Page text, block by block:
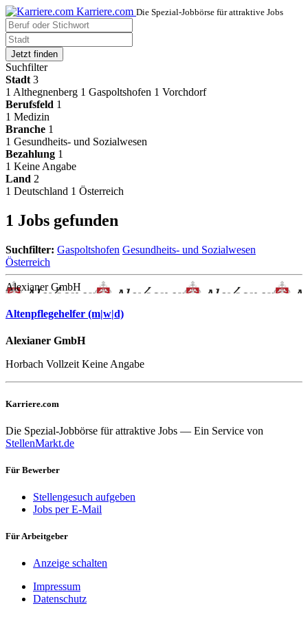
Karriere.com Die Spezial-Jobbörse für attraktive Jobs
Jetzt finden
Suchfilter
Stadt 3
1 Althegnenberg 1 Gaspoltshofen 1 Vorchdorf
Berufsfeld 1
1 Medizin
Branche 1
1 Gesundheits- und Sozialwesen
Bezahlung 1
1 Keine Angabe
Land 2
1 Deutschland 1 Österreich
1 Jobs gefunden
Suchfilter: Gaspoltshofen Gesundheits- und Sozialwesen
Österreich
Alexianer GmbH
Altenpflegehelfer (m|w|d)
Alexianer GmbH
Horbach Vollzeit Keine Angabe
Karriere.com
Die Spezial-Jobbörse für attraktive Jobs — Ein Service von
StellenMarkt.de
Für Bewerber
Stellengesuch aufgeben
Jobs per E-Mail
Für Arbeitgeber
Anzeige schalten
Impressum
Datenschutz